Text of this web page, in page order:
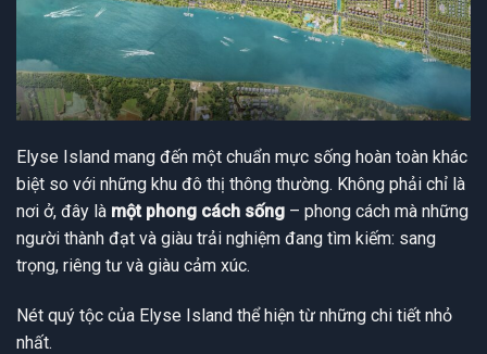
Elyse Island mang đến một chuẩn mực sống hoàn toàn khác
biệt so với những khu đô thị thông thường. Không phải chỉ là
nơi ở, đây là một phong cách sống – phong cách mà những
người thành đạt và giàu trải nghiệm đang tìm kiếm: sang
trọng, riêng tư và giàu cảm xúc.
Nét quý tộc của Elyse Island thể hiện từ những chi tiết nhỏ
nhất.